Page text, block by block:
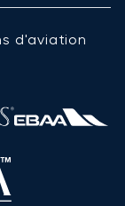
d'aviation